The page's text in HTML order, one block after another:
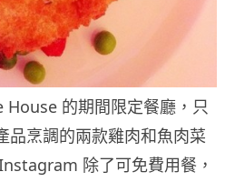
的期間限定餐廳，只
品烹調的兩款雞肉和魚肉菜
除了可免費用餐，